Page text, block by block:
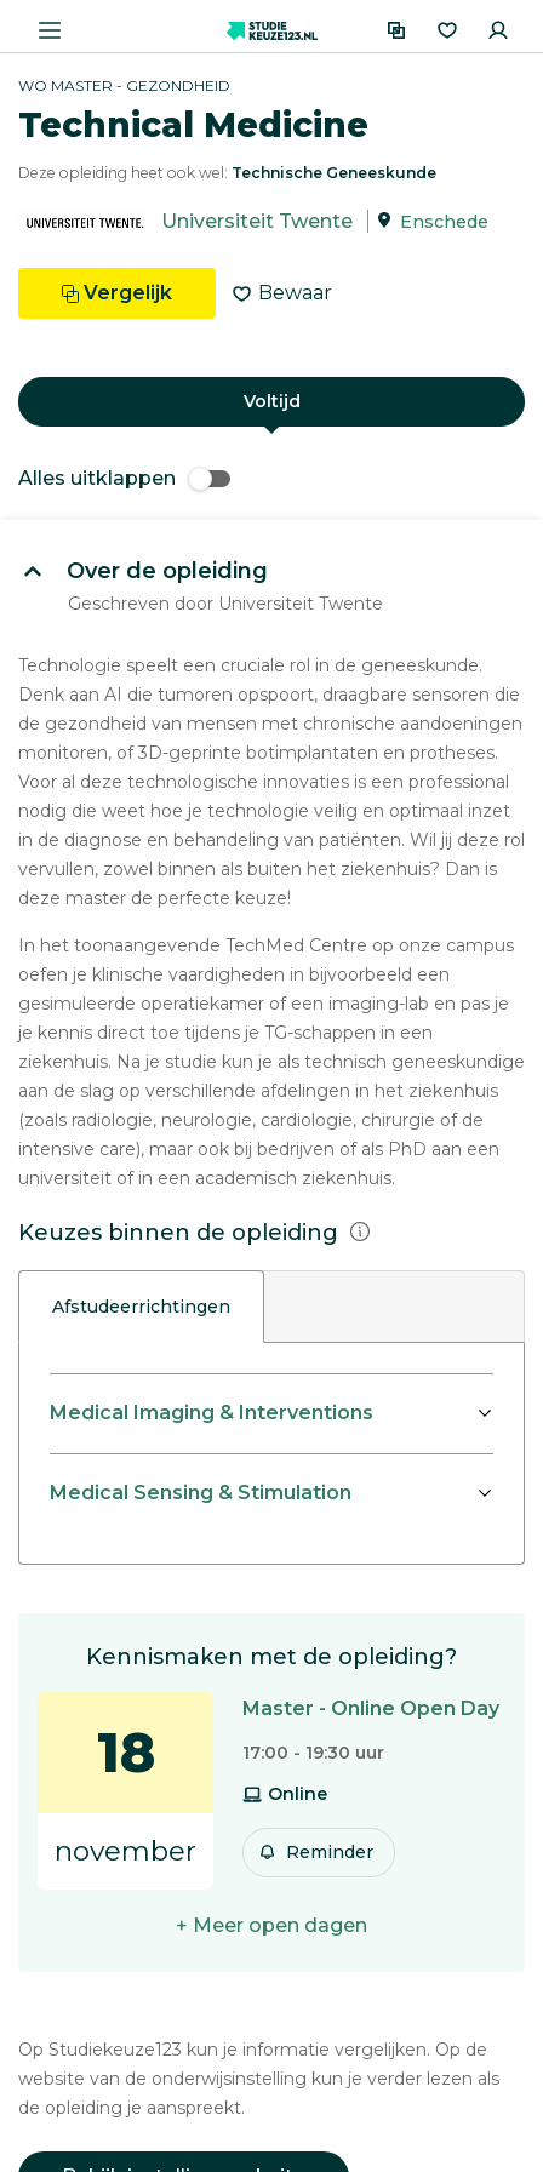
WO MASTER - GEZONDHEID
Technical Medicine
Deze opleiding heet ook wel: Technische Geneeskunde
Universiteit Twente Enschede
Vergelijk Bewaar
Voltijd
Alles uitklappen
Over de opleiding
Geschreven door Universiteit Twente
Technologie speelt een cruciale rol in de geneeskunde.
Denk aan AI die tumoren opspoort, draagbare sensoren die
de gezondheid van mensen met chronische aandoeningen
monitoren, of 3D-geprinte botimplantaten en protheses.
Voor al deze technologische innovaties is een professional
nodig die weet hoe je technologie veilig en optimaal inzet
in de diagnose en behandeling van patiënten. Wil jij deze rol
vervullen, zowel binnen als buiten het ziekenhuis? Dan is
deze master de perfecte keuze!
In het toonaangevende TechMed Centre op onze campus
oefen je klinische vaardigheden in bijvoorbeeld een
gesimuleerde operatiekamer of een imaging-lab en pas je
je kennis direct toe tijdens je TG-schappen in een
ziekenhuis. Na je studie kun je als technisch geneeskundige
aan de slag op verschillende afdelingen in het ziekenhuis
(zoals radiologie, neurologie, cardiologie, chirurgie of de
intensive care), maar ook bij bedrijven of als PhD aan een
universiteit of in een academisch ziekenhuis.
Keuzes binnen de opleiding
Afstudeerrichtingen
Medical Imaging & Interventions
Medical Sensing & Stimulation
Kennismaken met de opleiding?
18
november
Master - Online Open Day
17:00 - 19:30 uur
Online
Reminder
+ Meer open dagen
Op Studiekeuze123 kun je informatie vergelijken. Op de
website van de onderwijsinstelling kun je verder lezen als
de opleiding je aanspreekt.